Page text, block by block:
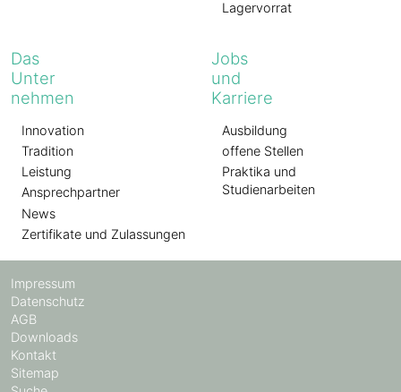
Lagervorrat
Das
Unter
nehmen
Innovation
Tradition
Leistung
Ansprechpartner
News
Zertifikate und Zulassungen
Jobs
und
Karriere
Ausbildung
offene Stellen
Praktika und
Studienarbeiten
Impressum
Datenschutz
AGB
Downloads
Kontakt
Sitemap